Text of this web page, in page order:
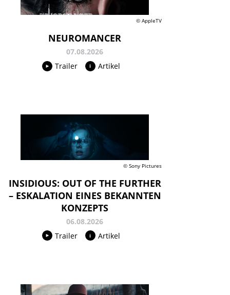
© AppleTV
NEUROMANCER
07.08.2026
Trailer
Artikel
© Sony Pictures
INSIDIOUS: OUT OF THE FURTHER
– ESKALATION EINES BEKANNTEN
KONZEPTS
06.08.2026
Trailer
Artikel